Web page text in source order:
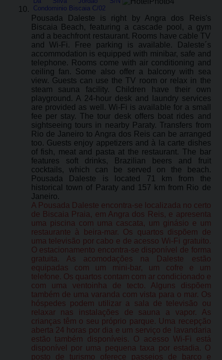
Condominio Biscaia C/02
Pousada Daleste is right by Angra dos Reis's
Biscaia Beach, featuring a cascade pool, a gym
and a beachfront restaurant. Rooms have cable TV
and Wi-Fi. Free parking is available. Daleste´s
accommodation is equipped with minibar, safe and
telephone. Rooms come with air conditioning and
ceiling fan. Some also offer a balcony with sea
view. Guests can use the TV room or relax in the
steam sauna facility. Children have their own
playground. A 24-hour desk and laundry services
are provided as well. Wi-Fi is available for a small
fee per stay. The tour desk offers boat rides and
sightseeing tours in nearby Paraty. Transfers from
Rio de Janeiro to Angra dos Reis can be arranged
too. Guests enjoy appetizers and à la carte dishes
of fish, meat and pasta at the restaurant. The bar
features soft drinks, Brazilian beers and fruit
cocktails, which can be served on the beach.
Pousada Daleste is located 71 km from the
historical town of Paraty and 157 km from Rio de
Janeiro.
A Pousada Daleste encontra-se localizada no certo
de Biscaia Praia, em Angra dos Reis, e apresenta
uma piscina com uma cascata, um ginásio e um
restaurante à beira-mar. Os quartos dispõem de
uma televisão por cabo e de acesso Wi-Fi gratuito.
O estacionamento encontra-se disponível de forma
gratuita. As acomodações na Daleste estão
equipadas com um mini-bar, um cofre e um
telefone. Os quartos contam com ar condicionado e
com uma ventoinha de tecto. Alguns dispõem
também de uma varanda com vista para o mar. Os
hóspedes podem utilizar a sala de televisão ou
relaxar nas instalações de sauna a vapor. As
crianças têm o seu próprio parque. Uma recepção
aberta 24 horas por dia e um serviço de lavandaria
estão também disponíveis. O acesso Wi-Fi está
disponível por uma pequena taxa por estadia. O
posto de turismo oferece passeios de barco e